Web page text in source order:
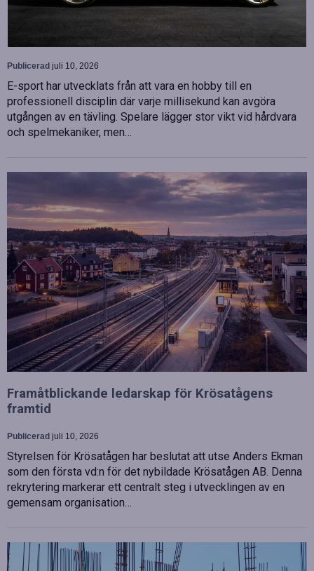
Betydelsen av snabb internetanslutning för e-
Publicerad juli 10, 2026
E-sport har utvecklats från att vara en hobby till en
professionell disciplin där varje millisekund kan avgöra
utgången av en tävling. Spelare lägger stor vikt vid hårdvara
och spelmekaniker, men…
Framåtblickande ledarskap för Krösatågens
framtid
Publicerad juli 10, 2026
Styrelsen för Krösatågen har beslutat att utse Anders Ekman
som den första vd:n för det nybildade Krösatågen AB. Denna
rekrytering markerar ett centralt steg i utvecklingen av en
gemensam organisation…